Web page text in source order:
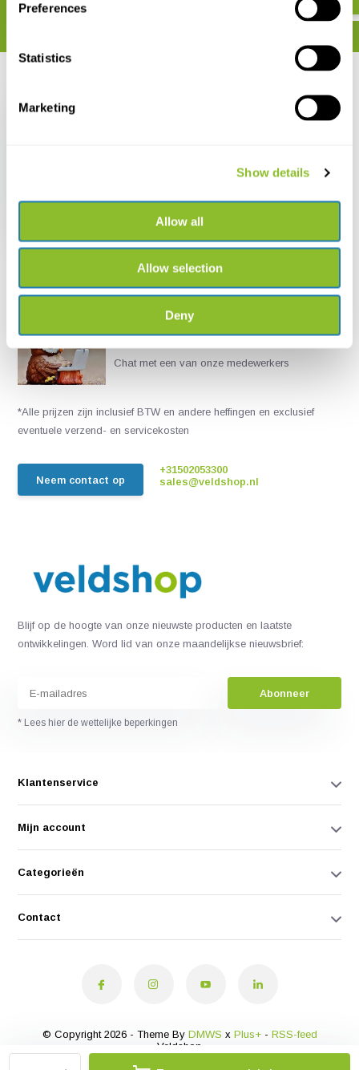
Preferences
Statistics
Marketing
Show details
Allow all
Allow selection
Deny
memospel
Chat met een van onze medewerkers
*Alle prijzen zijn inclusief BTW en andere heffingen en exclusief
eventuele verzend- en servicekosten
Neem contact op
+31502053300
sales@veldshop.nl
Blijf op de hoogte van onze nieuwste producten en laatste
ontwikkelingen. Word lid van onze maandelijkse nieuwsbrief:
Abonneer
* Lees hier de wettelijke beperkingen
Klantenservice
Mijn account
Categorieën
Contact
© Copyright 2026 - Theme By DMWS x Plus+- RSS-feed
Veldshop